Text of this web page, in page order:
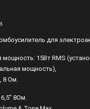
для
мощность: 15Вт RMS
мощность),
8 Ом.
8Ом.